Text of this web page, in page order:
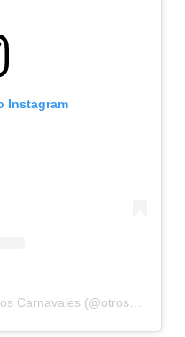
Instagram
Um post compartilhado por Otros Carnavales (@otroscarnavales)